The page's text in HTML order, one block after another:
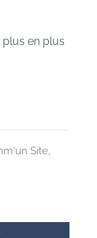
plus en plus
Site,